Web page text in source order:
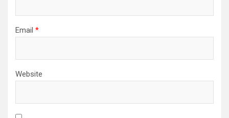
Email *
Website